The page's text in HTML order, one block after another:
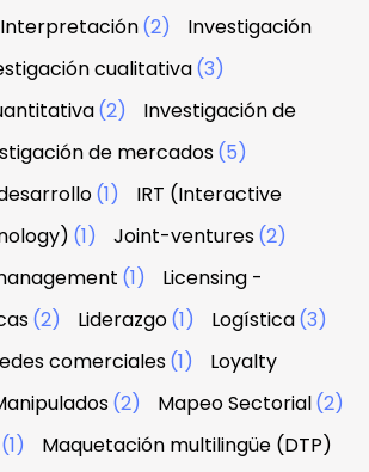
Interpretación(2)
Investigación
cualitativa(3)
(2)
Investigación de
de mercados(5)
(1)
IRT (Interactive
(1) Joint-ventures(2)
(1)
Licensing -
(2) Liderazgo(1) Logística(3)
comerciales(1)
Loyalty
(2) Mapeo Sectorial(2)
(1)
Maquetación multilingüe (DTP)